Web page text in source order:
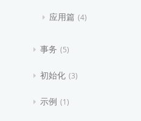
应用篇 4
事务 5
初始化 3
示例 1